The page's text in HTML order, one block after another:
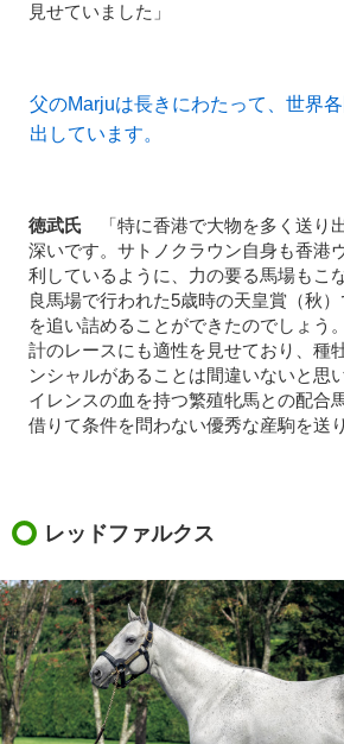
見せていました」
父のMarjuは長きにわたって、世界
出しています。
徳武氏 「特に香港で大物を多く送り
深いです。サトノクラウン自身も香港
利しているように、力の要る馬場もこ
良馬場で行われた5歳時の天皇賞（秋
を追い詰めることができたのでしょう
計のレースにも適性を見せており、種
ンシャルがあることは間違いないと思
イレンスの血を持つ繁殖牝馬との配合
借りて条件を問わない優秀な産駒を送
レッドファルクス